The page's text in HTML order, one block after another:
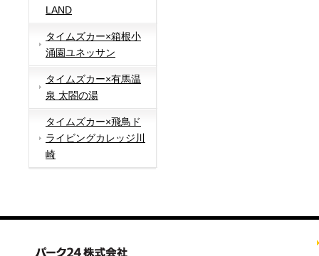
LAND
タイムズカー×箱根小
涌園ユネッサン
タイムズカー×有馬温
泉 太閤の湯
タイムズカー×飛鳥ド
ライビングカレッジ川
崎